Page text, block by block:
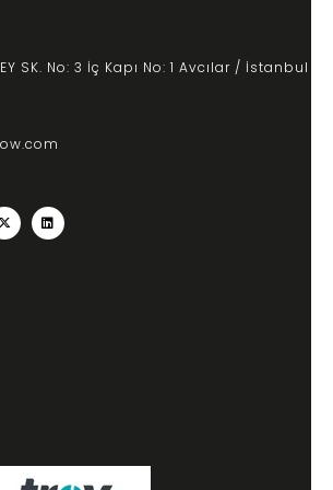
SK. No: 3 İç Kapı No: 1 Avcılar / İstanbul